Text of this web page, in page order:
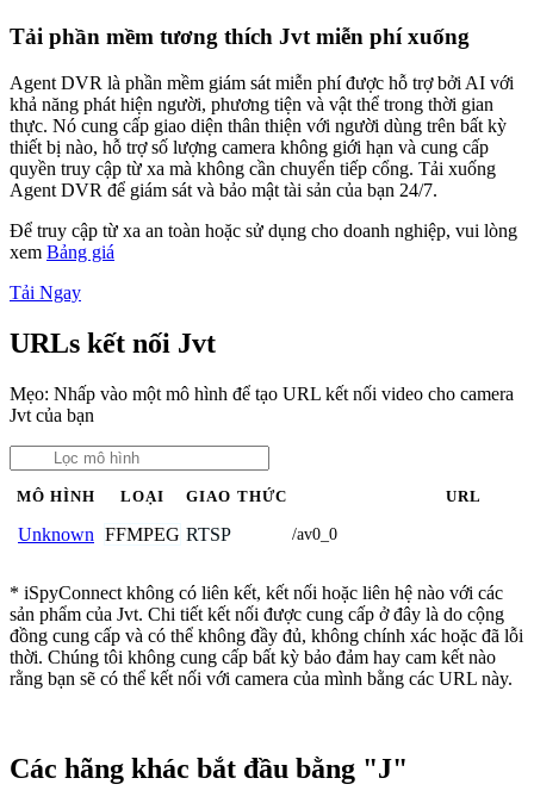
Tải phần mềm tương thích Jvt miễn phí xuống
Agent DVR là phần mềm giám sát miễn phí được hỗ trợ bởi AI với
khả năng phát hiện người, phương tiện và vật thể trong thời gian
thực. Nó cung cấp giao diện thân thiện với người dùng trên bất kỳ
thiết bị nào, hỗ trợ số lượng camera không giới hạn và cung cấp
quyền truy cập từ xa mà không cần chuyển tiếp cổng. Tải xuống
Agent DVR để giám sát và bảo mật tài sản của bạn 24/7.
Để truy cập từ xa an toàn hoặc sử dụng cho doanh nghiệp, vui lòng
xem Bảng giá
Tải Ngay
URLs kết nối Jvt
Mẹo: Nhấp vào một mô hình để tạo URL kết nối video cho camera
Jvt của bạn
MÔ HÌNH LOẠI GIAO THỨC URL
Unknown FFMPEG RTSP /av0_0
* iSpyConnect không có liên kết, kết nối hoặc liên hệ nào với các
sản phẩm của Jvt. Chi tiết kết nối được cung cấp ở đây là do cộng
đồng cung cấp và có thể không đầy đủ, không chính xác hoặc đã lỗi
thời. Chúng tôi không cung cấp bất kỳ bảo đảm hay cam kết nào
rằng bạn sẽ có thể kết nối với camera của mình bằng các URL này.
Các hãng khác bắt đầu bằng "J"